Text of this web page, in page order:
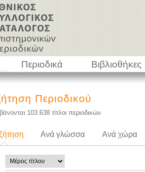
Περιοδικά Βιβλιοθήκες
Περιοδικού
103.638 τίτλοι περιοδικών
Ανά γλώσσα Ανά χώρα